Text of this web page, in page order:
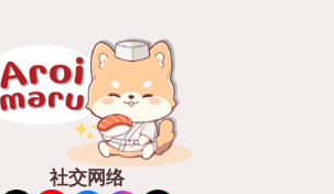
社交网络